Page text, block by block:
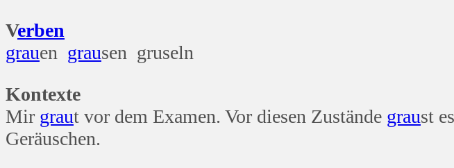
Verben
grauen grausen gruseln
Kontexte
Mir graut vor dem Examen. Vor diesen Zustände graust
Geräuschen.